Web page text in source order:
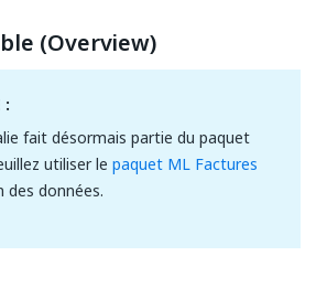
(Overview)
:
fait désormais partie du paquet
utiliser le paquet ML Factures
des données.